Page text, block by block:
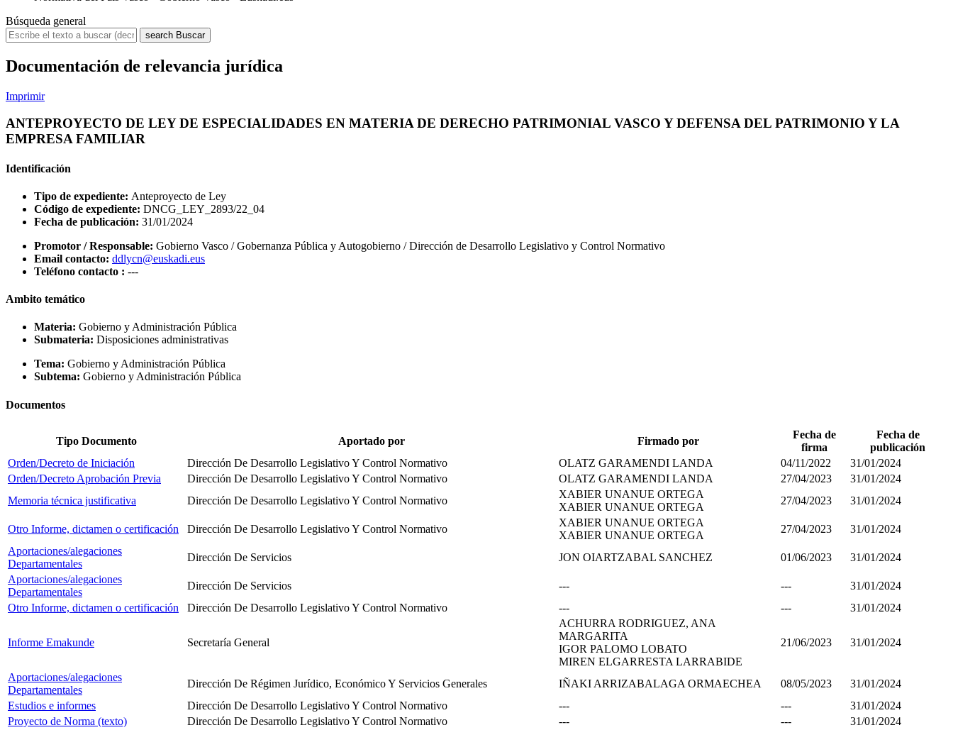
Búsqueda general
search Buscar
Documentación de relevancia jurídica
Imprimir
ANTEPROYECTO DE LEY DE ESPECIALIDADES EN MATERIA DE DERECHO PATRIMONIAL VASCO Y DEFENSA DEL PATRIMONIO Y LA
EMPRESA FAMILIAR
Identificación
Tipo de expediente: Anteproyecto de Ley
Código de expediente: DNCG_LEY_2893/22_04
Fecha de publicación: 31/01/2024
Promotor / Responsable: Gobierno Vasco / Gobernanza Pública y Autogobierno / Dirección de Desarrollo Legislativo y Control Normativo
Email contacto: ddlycn@euskadi.eus
Teléfono contacto : ---
Ambito temático
Materia: Gobierno y Administración Pública
Submateria: Disposiciones administrativas
Tema: Gobierno y Administración Pública
Subtema: Gobierno y Administración Pública
Documentos
Tipo Documento Aportado por Firmado por
Fecha de
firma
Fecha de
publicación
Orden/Decreto de Iniciación
Dirección De Desarrollo Legislativo Y Control Normativo OLATZ GARAMENDI LANDA 04/11/2022
31/01/2024
Orden/Decreto Aprobación Previa
Dirección De Desarrollo Legislativo Y Control Normativo OLATZ GARAMENDI LANDA 27/04/2023
31/01/2024
Memoria técnica justificativa
Dirección De Desarrollo Legislativo Y Control Normativo
XABIER UNANUE ORTEGA
XABIER UNANUE ORTEGA
27/04/2023 31/01/2024
Otro Informe, dictamen o certificación Dirección De Desarrollo Legislativo Y Control Normativo
XABIER UNANUE ORTEGA
XABIER UNANUE ORTEGA
27/04/2023
31/01/2024
Aportaciones/alegaciones
Departamentales
Dirección De Servicios JON OIARTZABAL SANCHEZ 01/06/2023
31/01/2024
Aportaciones/alegaciones
Departamentales
Dirección De Servicios --- ---
31/01/2024
Otro Informe, dictamen o certificación
Dirección De Desarrollo Legislativo Y Control Normativo --- --- 31/01/2024
Informe Emakunde Secretaría General
ACHURRA RODRIGUEZ, ANA
MARGARITA
IGOR PALOMO LOBATO
MIREN ELGARRESTA LARRABIDE
21/06/2023 31/01/2024
Aportaciones/alegaciones
Departamentales
Dirección De Régimen Jurídico, Económico Y Servicios Generales IÑAKI ARRIZABALAGA ORMAECHEA 08/05/2023
31/01/2024
Estudios e informes
Dirección De Desarrollo Legislativo Y Control Normativo --- ---
31/01/2024
Proyecto de Norma (texto)
Dirección De Desarrollo Legislativo Y Control Normativo --- ---
31/01/2024